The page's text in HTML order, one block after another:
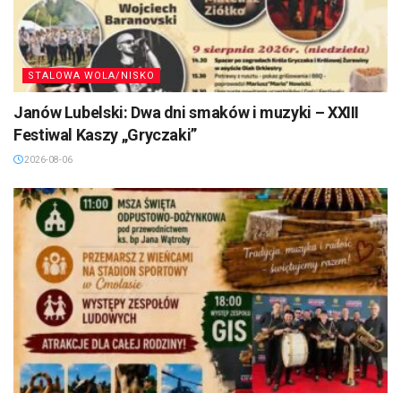
STALOWA WOLA/NISKO
Janów Lubelski: Dwa dni smaków i muzyki – XXIII
Festiwal Kaszy „Gryczaki”
2026-08-06